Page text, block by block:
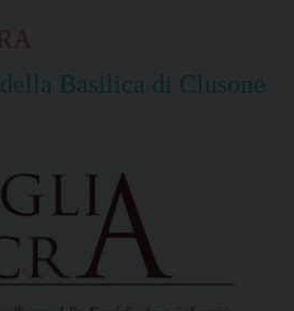
Basilica di Clusone